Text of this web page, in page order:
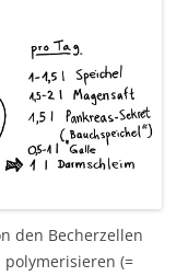
den Becherzellen
(=